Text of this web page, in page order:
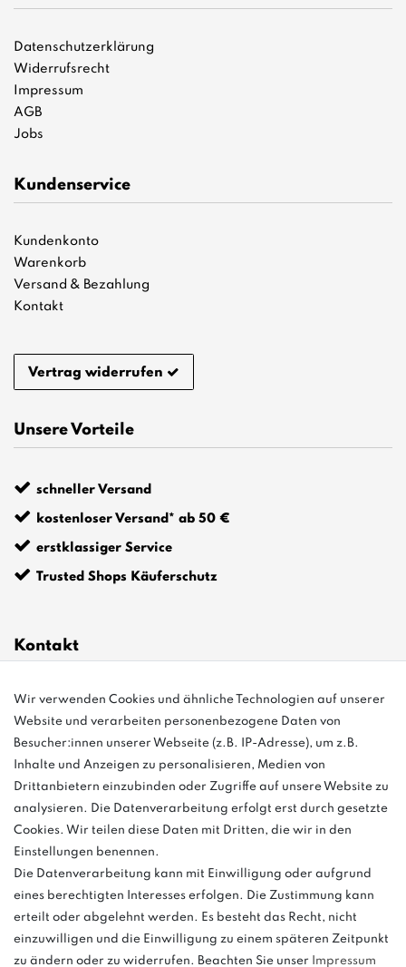
Datenschutzerklärung
Widerrufsrecht
Impressum
AGB
Jobs
Kundenservice
Kundenkonto
Warenkorb
Versand & Bezahlung
Kontakt
Vertrag widerrufen
Unsere Vorteile
schneller Versand
kostenloser Versand* ab 50 €
erstklassiger Service
Trusted Shops Käuferschutz
Kontakt
info@bonvenon.de
03763 4048350
Montag - Freitag, 08:00 - 16:00
Anrufe aus dem dt. Festnetz zum Ortstarif, Preise aus dem Mobilfunknetz
ggf. abweichend (abhängig vom Provider).
und
weitere.
Wir verwenden Cookies und ähnliche Technologien auf unserer
Website und verarbeiten personenbezogene Daten von
Besucher:innen unserer Webseite (z.B. IP-Adresse), um z.B.
Inhalte und Anzeigen zu personalisieren, Medien von
Drittanbietern einzubinden oder Zugriffe auf unsere Website zu
analysieren. Die Datenverarbeitung erfolgt erst durch gesetzte
Cookies. Wir teilen diese Daten mit Dritten, die wir in den
Einstellungen benennen.
Die Datenverarbeitung kann mit Einwilligung oder aufgrund
eines berechtigten Interesses erfolgen. Die Zustimmung kann
erteilt oder abgelehnt werden. Es besteht das Recht, nicht
einzuwilligen und die Einwilligung zu einem späteren Zeitpunkt
zu ändern oder zu widerrufen. Beachten Sie unser
Impressum